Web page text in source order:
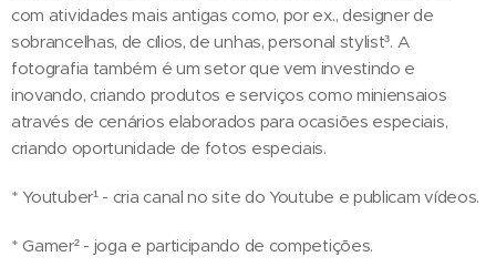
com atividades mais antigas como, por ex., designer de
sobrancelhas, de cílios, de unhas, personal stylist³. A
fotografia também é um setor que vem investindo e
inovando, criando produtos e serviços como miniensaios
através de cenários elaborados para ocasiões especiais,
criando oportunidade de fotos especiais.
* Youtuber¹ - cria canal no site do Youtube e publicam vídeos.
* Gamer² - joga e participando de competições.